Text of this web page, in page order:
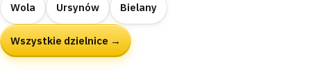
Wola Ursynów Bielany
Wszystkie dzielnice →